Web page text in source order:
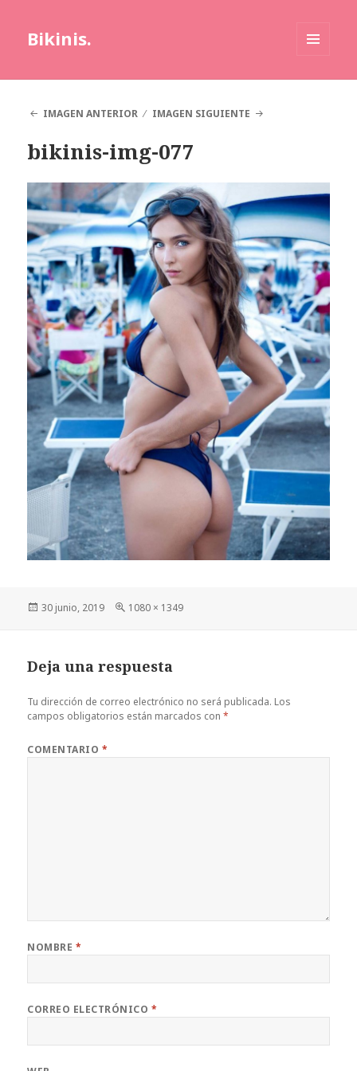
Bikinis.
IMAGEN ANTERIOR
IMAGEN SIGUIENTE
bikinis-img-077
Publicado
30 junio, 2019
Tamaño
1080 × 1349
Deja una respuesta
Tu dirección de correo electrónico no será publicada. Los
campos obligatorios están marcados con*
COMENTARIO *
NOMBRE *
CORREO ELECTRÓNICO *